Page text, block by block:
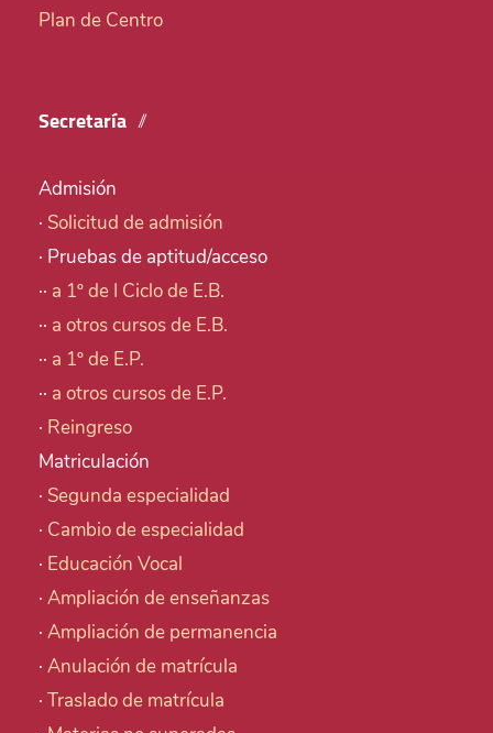
Plan de Centro
Secretaría
Admisión
· Solicitud de admisión
· Pruebas de aptitud/acceso
·· a 1º de I Ciclo de E.B.
·· a otros cursos de E.B.
·· a 1º de E.P.
·· a otros cursos de E.P.
· Reingreso
Matriculación
· Segunda especialidad
· Cambio de especialidad
· Educación Vocal
· Ampliación de enseñanzas
· Ampliación de permanencia
· Anulación de matrícula
· Traslado de matrícula